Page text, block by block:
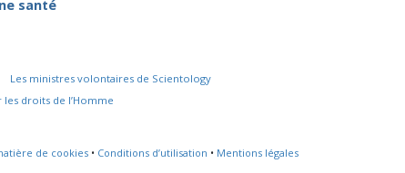
santé
Les ministres volontaires de Scientology
droits de l’Homme
de cookies • Conditions d’utilisation • Mentions légales